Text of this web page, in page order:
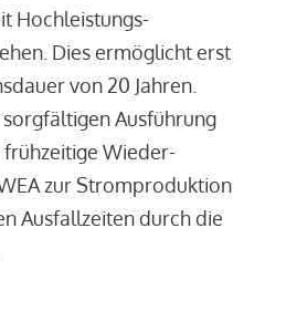
Hochleistungs-
Dies ermöglicht erst
von 20 Jahren.
Ausführung
Wieder-
zur Stromproduktion
Ausfallzeiten durch die